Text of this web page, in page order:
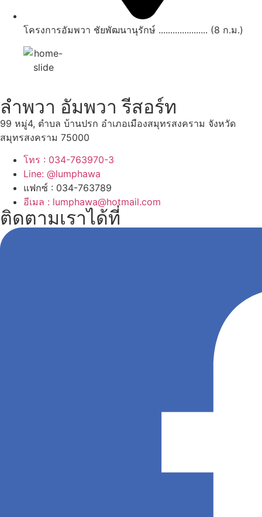
โครงการอัมพวา ชัยพัฒนานุรักษ์ ..................... (8 ก.ม.)
ลำพวา อัมพวา รีสอร์ท
99 หมู่4, ตำบล บ้านปรก อำเภอเมืองสมุทรสงคราม จังหวัด
สมุทรสงคราม 75000
โทร : 034-763970-3
Line: @lumphawa
แฟกซ์ : 034-763789
อีเมล : lumphawa@hotmail.com
ติดตามเราได้ที่